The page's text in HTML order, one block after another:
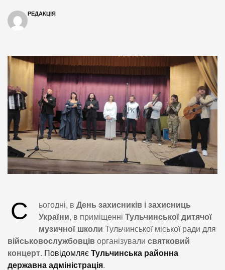
РЕДАКЦІЯ
С ьогодні, в День захисників і захисниць
України, в приміщенні Тульчинської дитячої
музичної школи Тульчинської міської ради для
військовослужбовців організували святковий
концерт. Повідомляє Тульчинська районна
державна адміністрація.